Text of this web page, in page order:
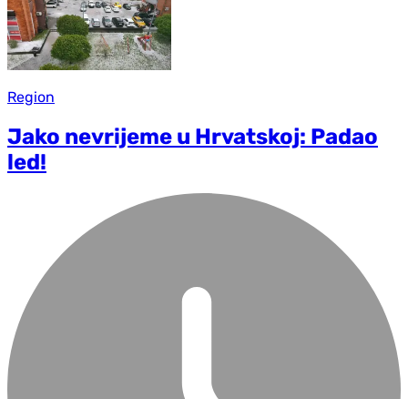
Region
Jako nevrijeme u Hrvatskoj: Padao
led!